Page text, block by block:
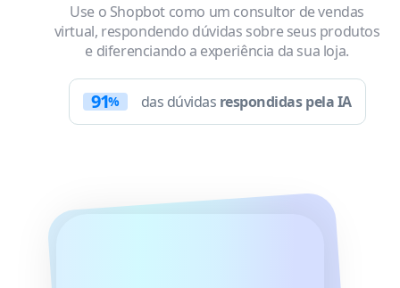
Use o Shopbot como um consultor de vendas
virtual, respondendo dúvidas sobre seus produtos
e diferenciando a experiência da sua loja.
91% das dúvidas respondidas pela IA